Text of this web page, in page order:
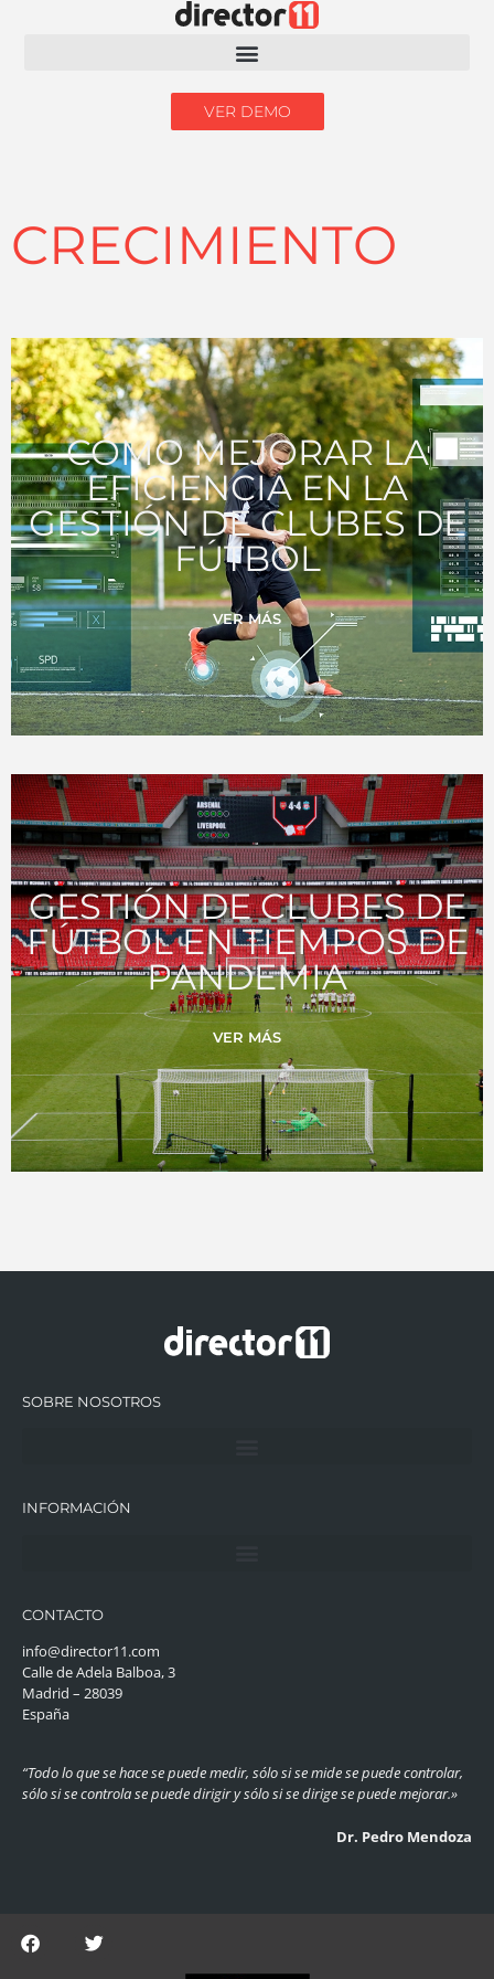
VER DEMO
CRECIMIENTO
CÓMO MEJORAR LA
EFICIENCIA EN LA
GESTIÓN DE CLUBES DE
FÚTBOL
VER MÁS
GESTIÓN DE CLUBES DE
FÚTBOL EN TIEMPOS DE
PANDEMIA
VER MÁS
SOBRE NOSOTROS
INFORMACIÓN
CONTACTO
info@director11.com
Calle de Adela Balboa, 3
Madrid – 28039
España
“Todo lo que se hace se puede medir, sólo si se mide se puede controlar,
sólo si se controla se puede dirigir y sólo si se dirige se puede mejorar.»
Dr. Pedro Mendoza